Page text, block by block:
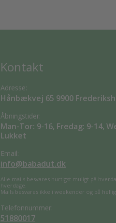
Kontakt
Adresse:
Hånbækvej 65 9900
Åbningstider:
Man-Tor: 9-16, Fredag: 9-14,
Lukket
Email:
info@babadut.dk
Alle mails besvares hurtigst muligt på
hverdage.
Mails besvares ikke i weekender og på
Telefonnummer:
51880017